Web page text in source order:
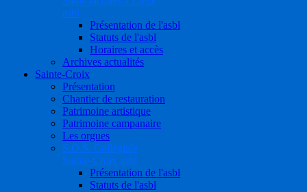
asbl
Présentation de l'asbl
Statuts de l'asbl
Horaires et accès
Archives actualités
Sainte-Croix
Présentation
Chantier de restauration
Patrimoine artistique
Patrimoine campanaire
Les orgues
S.O.S. Collégiale
Sainte-Croix asbl
Présentation de l'asbl
Statuts de l'asbl